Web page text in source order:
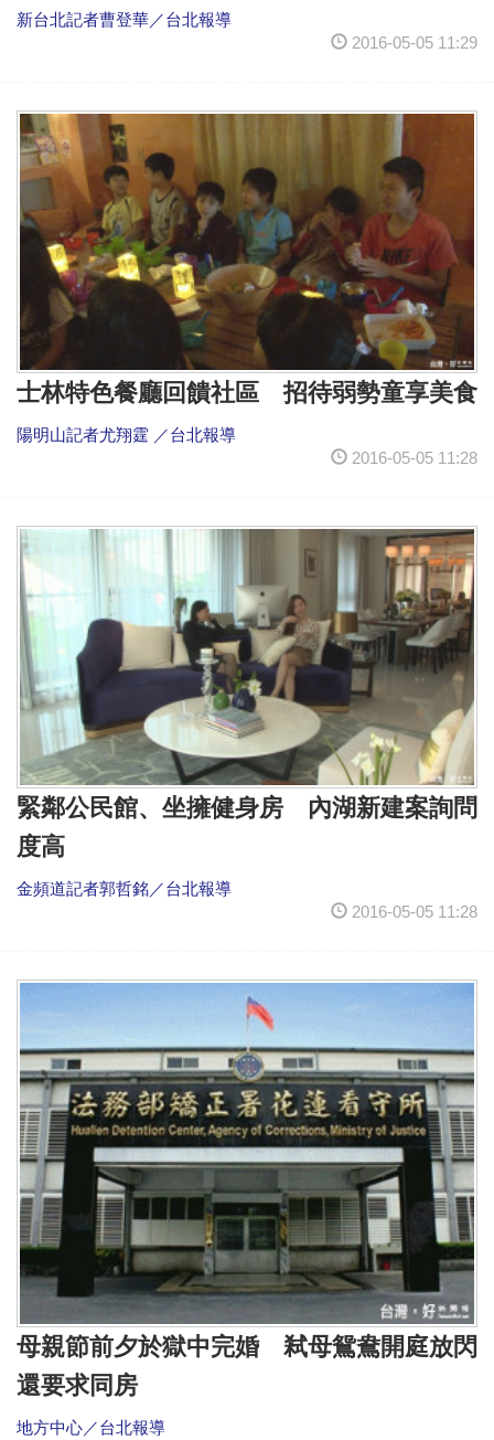
新台北記者曹登華／台北報導
2016-05-05 11:29
士林特色餐廳回饋社區 招待弱勢童享美食
陽明山記者尤翔霆 ／台北報導
2016-05-05 11:28
緊鄰公民館、坐擁健身房 內湖新建案詢問
度高
金頻道記者郭哲銘／台北報導
2016-05-05 11:28
母親節前夕於獄中完婚 弒母鴛鴦開庭放閃
還要求同房
地方中心／台北報導